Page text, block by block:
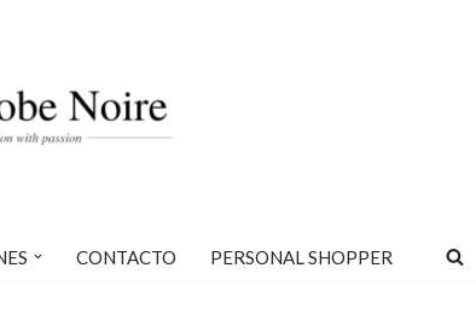
CONTACTO PERSONAL SHOPPER